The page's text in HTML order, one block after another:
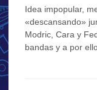
Idea impopular,
«descansando»
Modric, Cara y
bandas y a por